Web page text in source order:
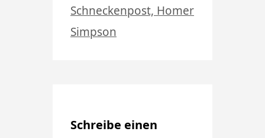
Schneckenpost, Homer
Simpson
Schreibe einen